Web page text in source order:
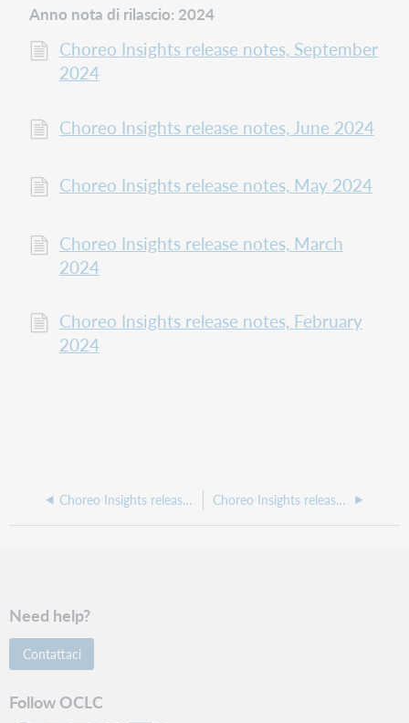
Anno nota di rilascio: 2024
Choreo Insights release notes, September
2024
Choreo Insights release notes, June 2024
Choreo Insights release notes, May 2024
Choreo Insights release notes, March
2024
Choreo Insights release notes, February
2024
Choreo Insights release notes, February 2025 Choreo Insights release notes, September 2024
Need help?
Contattaci
Follow OCLC